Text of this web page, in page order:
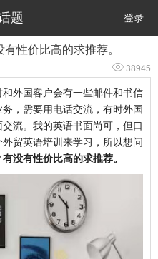
题 登录
性价比高的求推荐。
 38945
外国客户会有一些邮件和书信
，需要用电话交流，有时外国
流。我的英语书面尚可，但口
贸英语培训来学习，所以想问
没有性价比高的求推荐。